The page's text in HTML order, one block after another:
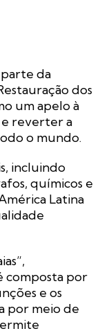
parte da
dos
um apelo à
reverter a
o mundo.
incluindo
químicos e
Latina
composta por
e os
por meio de